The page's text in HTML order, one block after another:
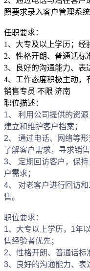
照要求录入客户管理系统
任职要求：
1、大专及以上学历；经
2、性格开朗、普通话标
3、良好的沟通能力、表
4、工作态度积极主动，
销售专员 不限 济南
职位描述：
1、 利用公司提供的资
建立和维护客户档案；
2、 通过电话、网络等
了解客户需求，寻求销
3、 定期回访客户，保
户需求；
4、 对老客户进行回访
售。
职位要求：
1、大专以上学历，1年
售经验者优先；
2、性格开朗、普通话标
3、良好的沟通能力、表